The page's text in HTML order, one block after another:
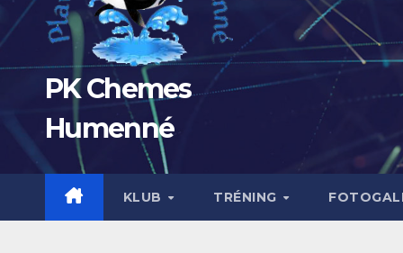
PK Chemes
Humenné
KLUB TRÉNING